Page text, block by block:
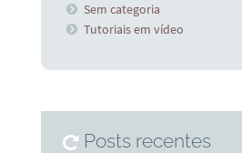
Sem categoria
Tutoriais em vídeo
Posts recentes